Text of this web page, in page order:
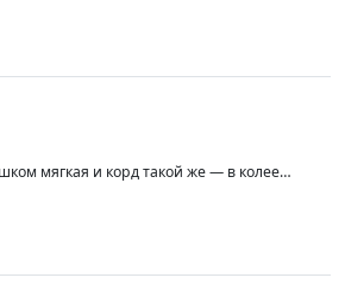
Очень мягкая, не шумит. На солярис
пока не заметил.
мягкая и корд такой же — в колее